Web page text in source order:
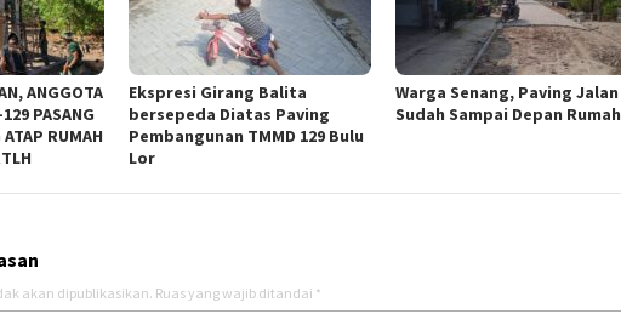
ANGGOTA
PASANG
ATAP RUMAH
Ekspresi Girang Balita
bersepeda Diatas Paving
Pembangunan TMMD 129 Bulu
Lor
Warga Senang, Paving Jalan
Sudah Sampai Depan Rumah
akan dipublikasikan. Ruas yang wajib ditandai *